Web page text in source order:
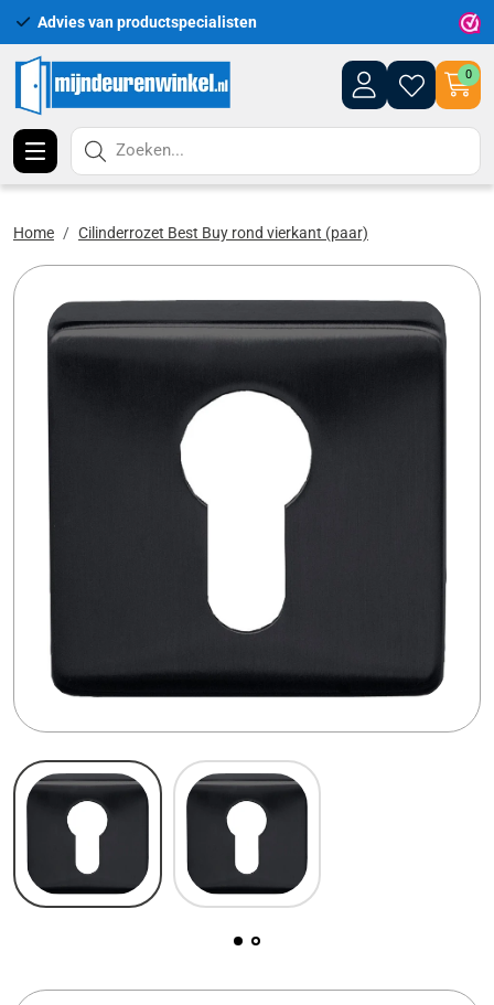
Advies van productspecialisten
0
Zoeken...
Home Cilinderrozet Best Buy rond vierkant (paar)